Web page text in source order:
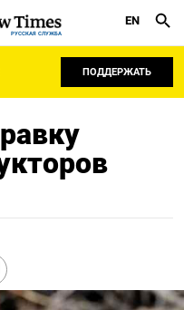
РУССКАЯ СЛУЖБА
EN
ПОДДЕРЖАТЬ